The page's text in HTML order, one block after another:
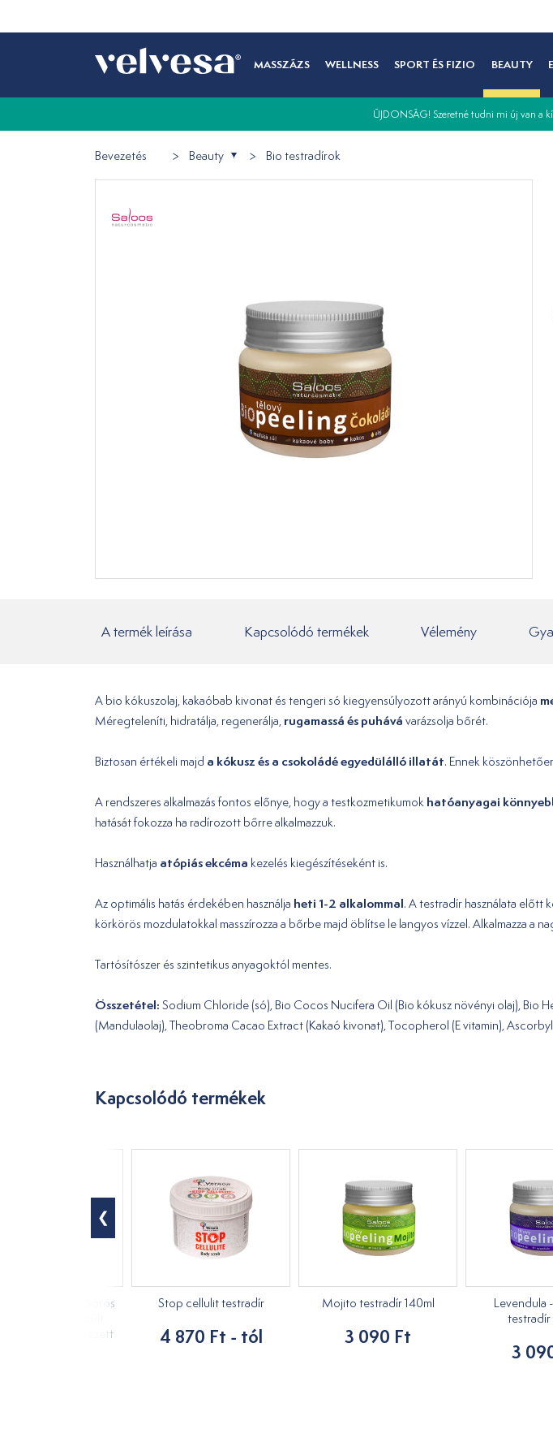
MASSZÁZS WELLNESS SPORT ÉS FIZIO BEAUTY
ÚJDONSÁG! Szeretné tudni mi új van a
Bevezetés Beauty Bio testradírok
A termék leírása Kapcsolódó termékek Vélemény
A bio kókuszolaj, kakaóbab kivonat és tengeri só kiegyensúlyozott arányú kombinációja
Méregteleníti, hidratálja, regenerálja, rugamassá és puhává varázsolja bőrét.
Biztosan értékeli majd a kókusz és a csokoládé egyedülálló illatát. Ennek
A rendszeres alkalmazás fontos előnye, hogy a testkozmetikumok hatóanyagai
hatását fokozza ha radírozott bőrre alkalmazzuk.
Használhatja atópiás ekcéma kezelés kiegészítéseként is.
Az optimális hatás érdekében használja heti 1-2 alkalommal. A testradír használata előtt
körkörös mozdulatokkal masszírozza a bőrbe majd öblítse le langyos vízzel. Alkalmazza a
Tartósítószer és szintetikus anyagoktól mentes.
Összetétel: Sodium Chloride (só), Bio Cocos Nucifera Oil (Bio kókusz növényi olaj), Bio
(Mandulaolaj), Theobroma Cacao Extract (Kakaó kivonat), Tocopherol (E vitamin),
Kapcsolódó termékek
- Sörös
elhelyezett
Stop cellulit testradír
4 870 Ft - tól
Mojito testradír 140ml
3 090 Ft
Levendula
testradír
3